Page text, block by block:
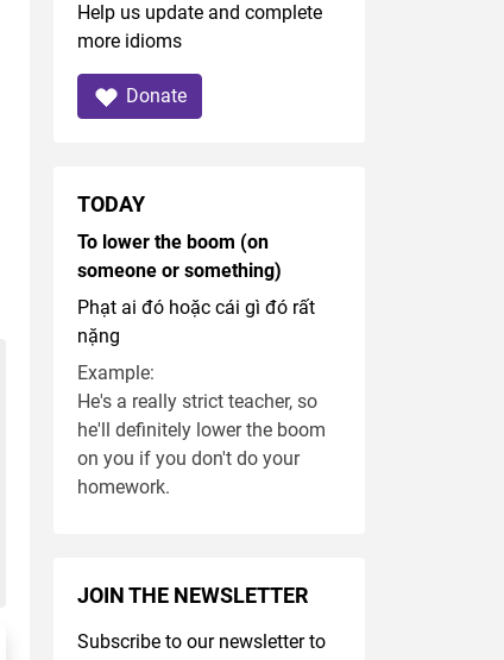
Help us update and complete
more idioms
Donate
TODAY
To lower the boom (on
someone or something)
Phạt ai đó hoặc cái gì đó rất
nặng
Example:
He's a really strict teacher, so
he'll definitely lower the boom
on you if you don't do your
homework.
JOIN THE NEWSLETTER
Subscribe to our newsletter to